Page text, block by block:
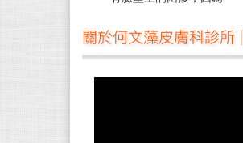
關於何文藻皮膚科診所 |